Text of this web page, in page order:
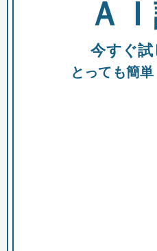
全国の検索結果を含め
助成金 融
Ａ
今すぐ試
とっても簡